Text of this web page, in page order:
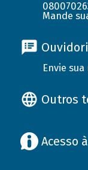
Mande
Envie
Outros
Acesso